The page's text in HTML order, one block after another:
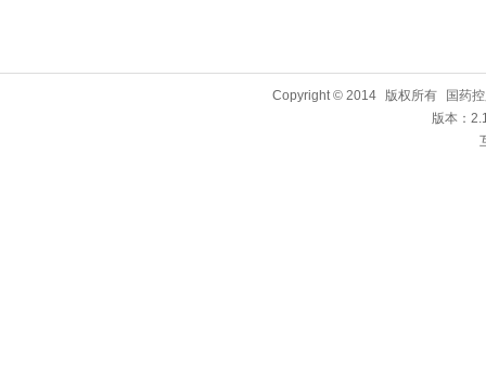
Copyright © 2014 版权所有
国药
版本：